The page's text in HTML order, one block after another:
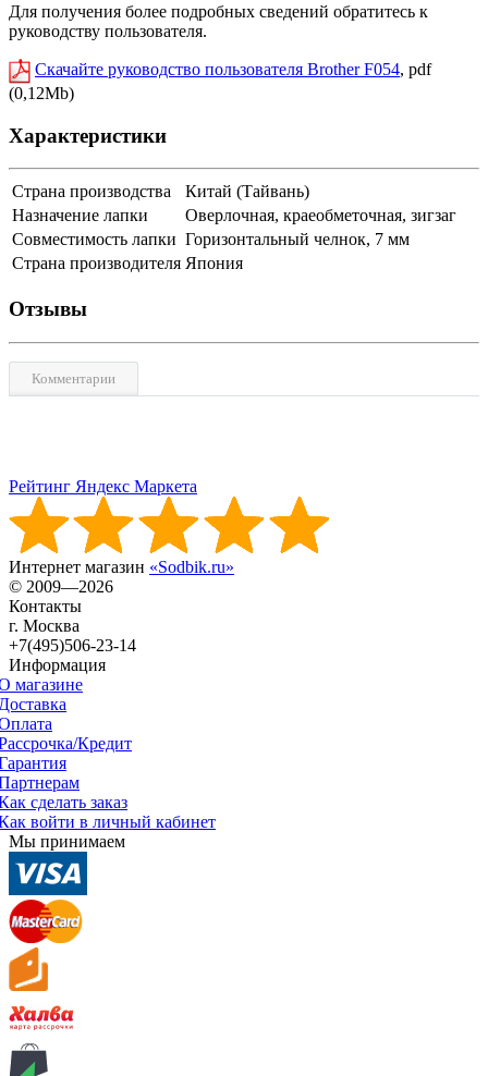
Для получения более подробных сведений обратитесь к
руководству пользователя.
Скачайте руководство пользователя Brother F054, pdf
(0,12Mb)
Характеристики
Страна производства
Китай (Тайвань)
Назначение лапки
Оверлочная, краеобметочная, зигзаг
Совместимость лапки Горизонтальный челнок, 7 мм
Страна производителя Япония
Отзывы
Комментарии
Рейтинг Яндекс Маркета
Интернет магазин «Sodbik.ru»
© 2009—2026
Контакты
г. Москва
+7(495)506-23-14
Информация
магазине
Кредит
сделать заказ
войти в личный кабинет
Мы принимаем